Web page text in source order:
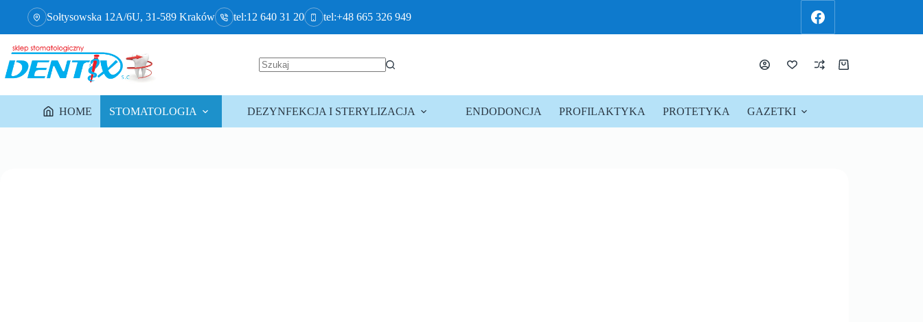
Sołtysowska 12A/6U, 31-589 Kraków tel:12 640 31 20 tel:+48 665 326 949
HOME STOMATOLOGIA DEZYNFEKCJA I STERYLIZACJA ENDODONCJA PROFILAKTYKA PROTETYKA GAZETKI